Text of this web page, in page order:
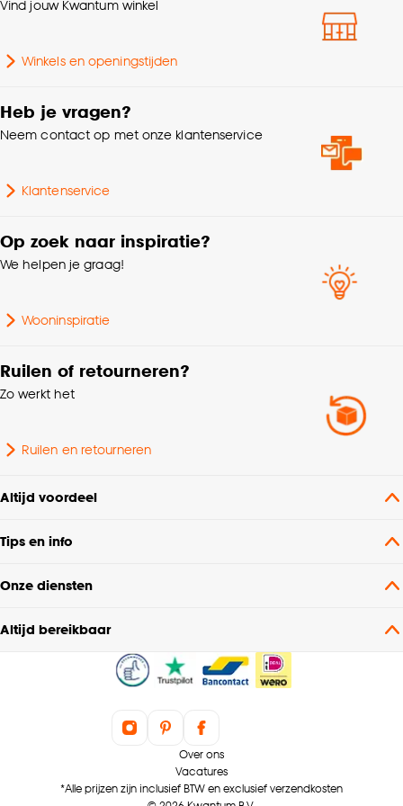
Goed om te weten is dat je deze keuze altijd nog
kan aanpassen, bekijk hiervoor onze
Krimptolerantie 2%
Soort stof
Gewicht gram per m2
Vind jouw Kwantum winkel
Winkels en openingstijden
Heb je vragen?
Neem contact op met onze klantenservice
Klantenservice
Op zoek naar inspiratie?
We helpen je graag!
Wooninspiratie
Ruilen of retourneren?
Zo werkt het
Ruilen en retourneren
Altijd voordeel
Tips en info
Onze diensten
Altijd bereikbaar
Over ons
Vacatures
*Alle prijzen zijn inclusief BTW en exclusief verzendkosten